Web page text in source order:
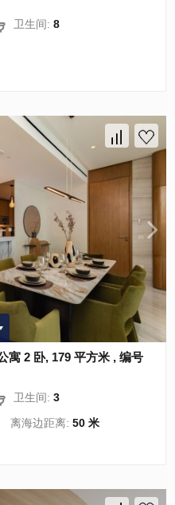
卫生间:8
寓 2 卧, 179 平方米 , 编号
卫生间:3
离海边距离:50 米